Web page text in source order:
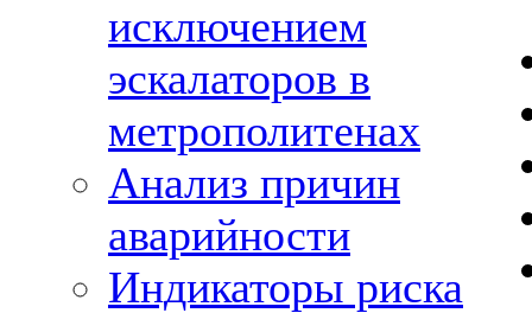
исключением
эскалаторов в
метрополитенах
Анализ причин
аварийности
Индикаторы риска